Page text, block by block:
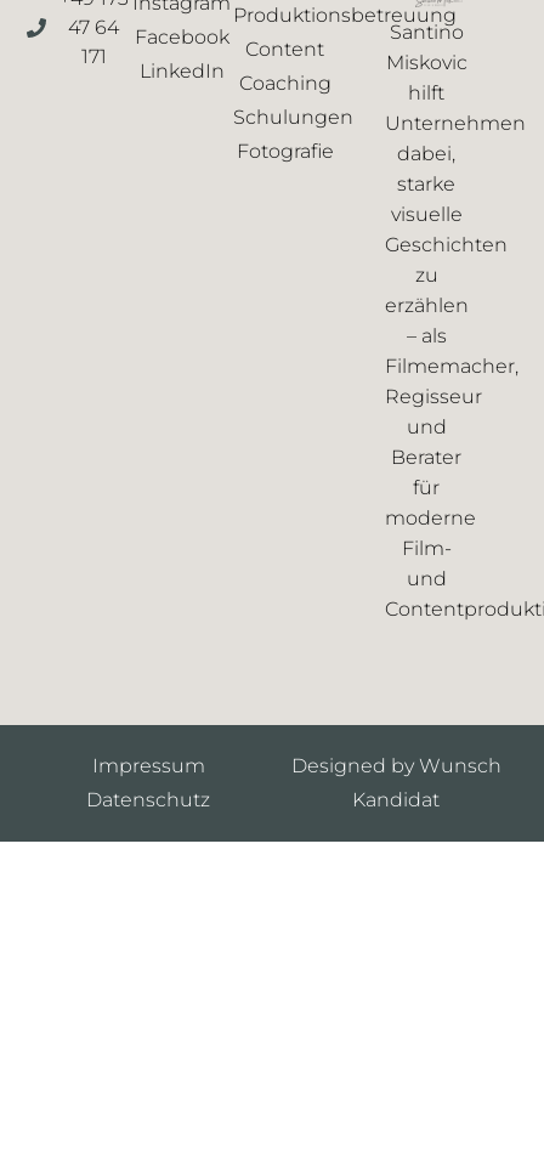
47 64
171
Facebook
LinkedIn
Produktionsbetreuung
Content
Coaching
Schulungen
Fotografie
Santino
Miskovic
hilft
Unternehmen
dabei,
starke
visuelle
Geschichten
zu
erzählen
– als
Filmemacher,
Regisseur
und
Berater
für
moderne
Film-
und
Impressum
Datenschutz
Designed by Wunsch
Kandidat